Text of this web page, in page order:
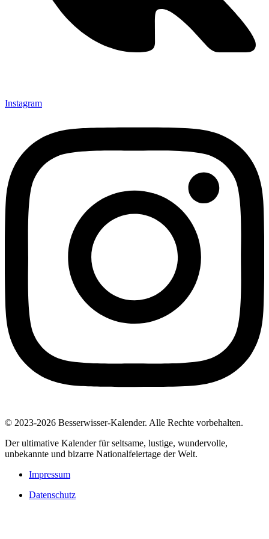
Instagram
© 2023-2026 Besserwisser-Kalender. Alle Rechte vorbehalten.
Der ultimative Kalender für seltsame, lustige, wundervolle,
unbekannte und bizarre Nationalfeiertage der Welt.
Impressum
Datenschutz